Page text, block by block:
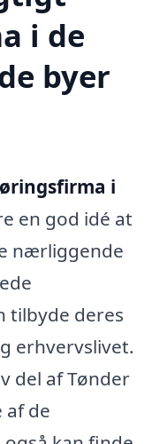
i de
byer
i
en god idé at
nærliggende
tilbyde deres
erhvervslivet.
del af Tønder
af de